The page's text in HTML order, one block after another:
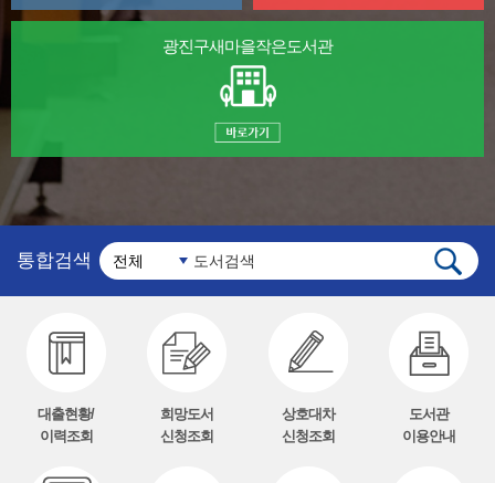
광진구새마을작은도서관
통합검색
대출현황/
이력조회
희망도서
신청조회
상호대차
신청조회
도서관
이용안내